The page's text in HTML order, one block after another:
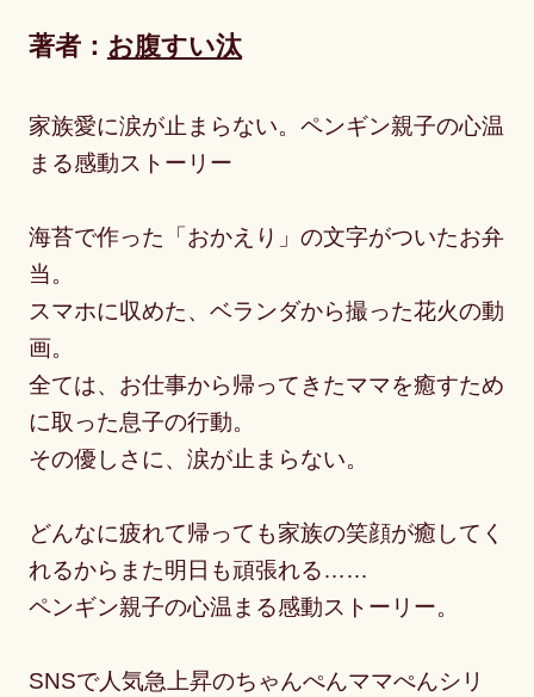
著者： お腹すい汰
家族愛に涙が止まらない。ペンギン親子の心温
まる感動ストーリー
海苔で作った「おかえり」の文字がついたお弁
当。
スマホに収めた、ベランダから撮った花火の動
画。
全ては、お仕事から帰ってきたママを癒すため
に取った息子の行動。
その優しさに、涙が止まらない。
どんなに疲れて帰っても家族の笑顔が癒してく
れるからまた明日も頑張れる……
ペンギン親子の心温まる感動ストーリー。
SNSで人気急上昇のちゃんぺんママぺんシリ